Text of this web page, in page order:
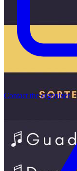
Contact the organizer